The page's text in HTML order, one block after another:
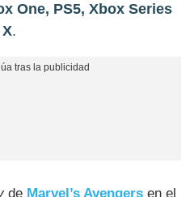
One, PS5, Xbox Series
X.
de Marvel’s Avengers en el